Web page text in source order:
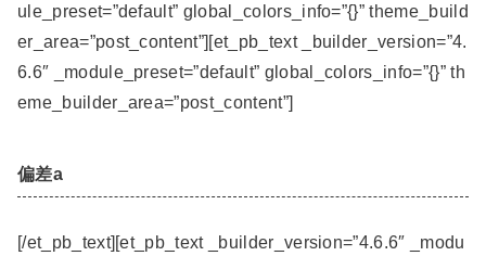
ule_preset=”default” global_colors_info=”{}” theme_build
er_area=”post_content”][et_pb_text _builder_version=”4.
6.6″ _module_preset=”default” global_colors_info=”{}” th
eme_builder_area=”post_content”]
偏差a
[/et_pb_text][et_pb_text _builder_version=”4.6.6″ _modu